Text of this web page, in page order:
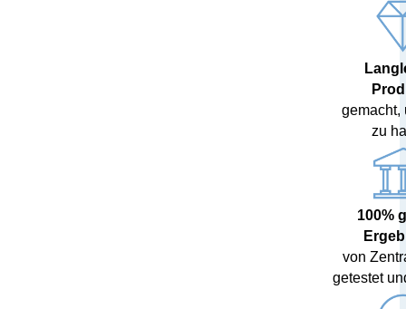
gemacht,
zu
100%
von
getestet